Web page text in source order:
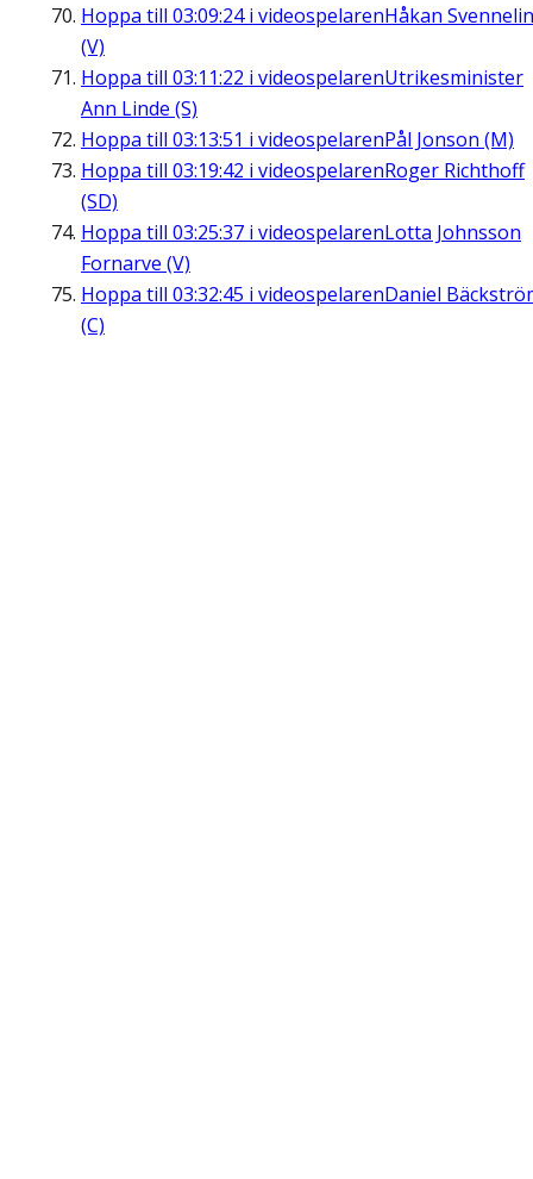
Hoppa till 03:09:24i videospelarenHåkan
(V)
Hoppa till 03:11:22 i videospelarenUtrikesminister
Ann Linde (S)
Hoppa till 03:13:51 i videospelarenPål Jonson (M)
Hoppa till 03:19:42 i videospelarenRoger Richthoff
(SD)
Hoppa till 03:25:37 i videospelarenLotta Johnsson
Fornarve (V)
Hoppa till 03:32:45 i videospelarenDaniel
(C)